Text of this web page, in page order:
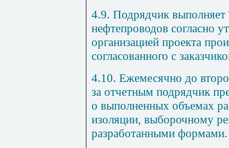
4.9. Подрядчик
нефтепроводов согласно
организацией проекта
согласованного с
4.10. Ежемесячно до
за отчетным подрядчик
о выполненных объемах
изоляции, выборочному
разработанными формами.